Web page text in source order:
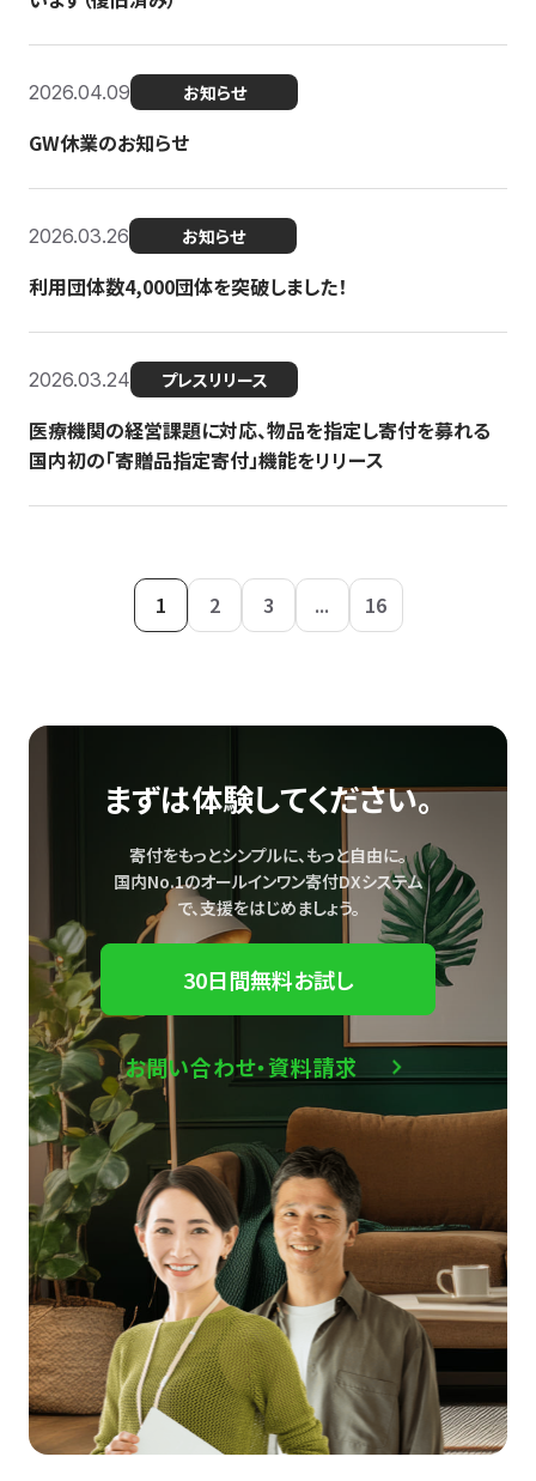
2026.04.09 お知らせ
GW休業のお知らせ
2026.03.26 お知らせ
利用団体数4,000団体を突破しました！
2026.03.24 プレスリリース
医療機関の経営課題に対応、物品を指定し寄付を募れる
国内初の「寄贈品指定寄付」機能をリリース
1 2 3 ... 16
まずは体験してください。
寄付をもっとシンプルに、もっと自由に。
国内No.1のオールインワン寄付DXシステム
で、支援をはじめましょう。
30日間無料お試し
お問い合わせ・資料請求